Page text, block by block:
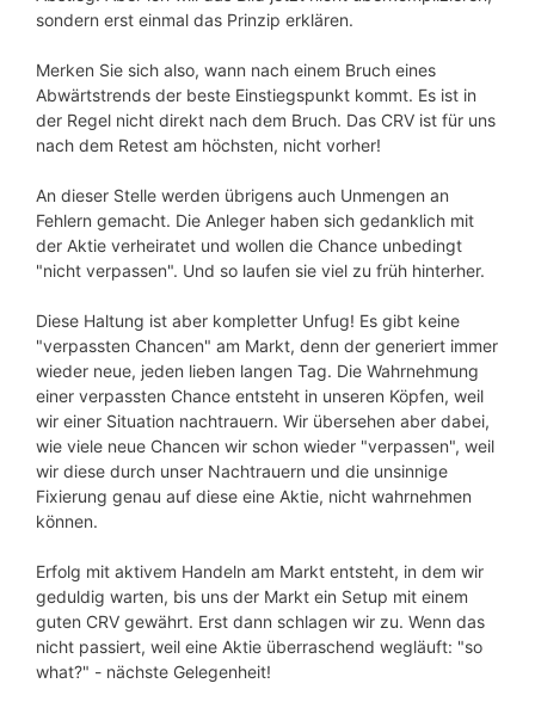
sondern erst einmal das Prinzip erklären.
Merken Sie sich also, wann nach einem Bruch eines
Abwärtstrends der beste Einstiegspunkt kommt. Es ist in
der Regel nicht direkt nach dem Bruch. Das CRV ist für uns
nach dem Retest am höchsten, nicht vorher!
An dieser Stelle werden übrigens auch Unmengen an
Fehlern gemacht. Die Anleger haben sich gedanklich mit
der Aktie verheiratet und wollen die Chance unbedingt
"nicht verpassen". Und so laufen sie viel zu früh hinterher.
Diese Haltung ist aber kompletter Unfug! Es gibt keine
"verpassten Chancen" am Markt, denn der generiert immer
wieder neue, jeden lieben langen Tag. Die Wahrnehmung
einer verpassten Chance entsteht in unseren Köpfen, weil
wir einer Situation nachtrauern. Wir übersehen aber dabei,
wie viele neue Chancen wir schon wieder "verpassen", weil
wir diese durch unser Nachtrauern und die unsinnige
Fixierung genau auf diese eine Aktie, nicht wahrnehmen
können.
Erfolg mit aktivem Handeln am Markt entsteht, in dem wir
geduldig warten, bis uns der Markt ein Setup mit einem
guten CRV gewährt. Erst dann schlagen wir zu. Wenn das
nicht passiert, weil eine Aktie überraschend wegläuft: "so
what?" - nächste Gelegenheit!